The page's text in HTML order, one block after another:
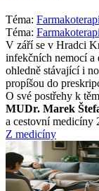
Téma:
Téma:
V září se v Hradci
infekčních nemocí
ohledně stávající i
propíšou do
O své postřehy k
MUDr. Marek
a cestovní
Z medicíny